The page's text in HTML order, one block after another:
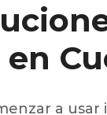
en
a usar